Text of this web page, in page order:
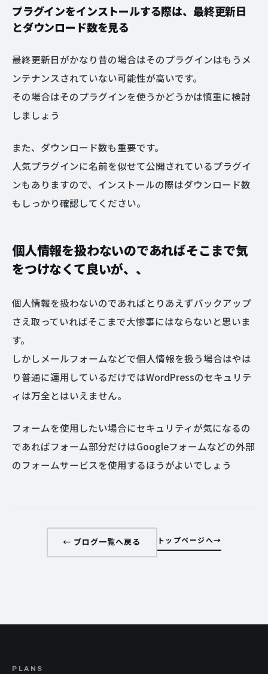
プラグインをインストールする際は、最終更新日
とダウンロード数を見る
最終更新日がかなり昔の場合はそのプラグインはもうメ
ンテナンスされていない可能性が高いです。
その場合はそのプラグインを使うかどうかは慎重に検討
しましょう
また、ダウンロード数も重要です。
人気プラグインに名前を似せて公開されているプラグイ
ンもありますので、インストールの際はダウンロード数
もしっかり確認してください。
個人情報を扱わないのであればそこまで気
をつけなくて良いが、、
個人情報を扱わないのであればとりあえずバックアップ
さえ取っていればそこまで大惨事にはならないと思いま
す。
しかしメールフォームなどで個人情報を扱う場合はやは
り普通に運用しているだけではWordPressのセキュリテ
ィは万全とはいえません。
フォームを使用したい場合にセキュリティが気になるの
であればフォーム部分だけはGoogleフォームなどの外部
のフォームサービスを使用するほうがよいでしょう
← ブログ一覧へ戻る トップページへ
PLANS